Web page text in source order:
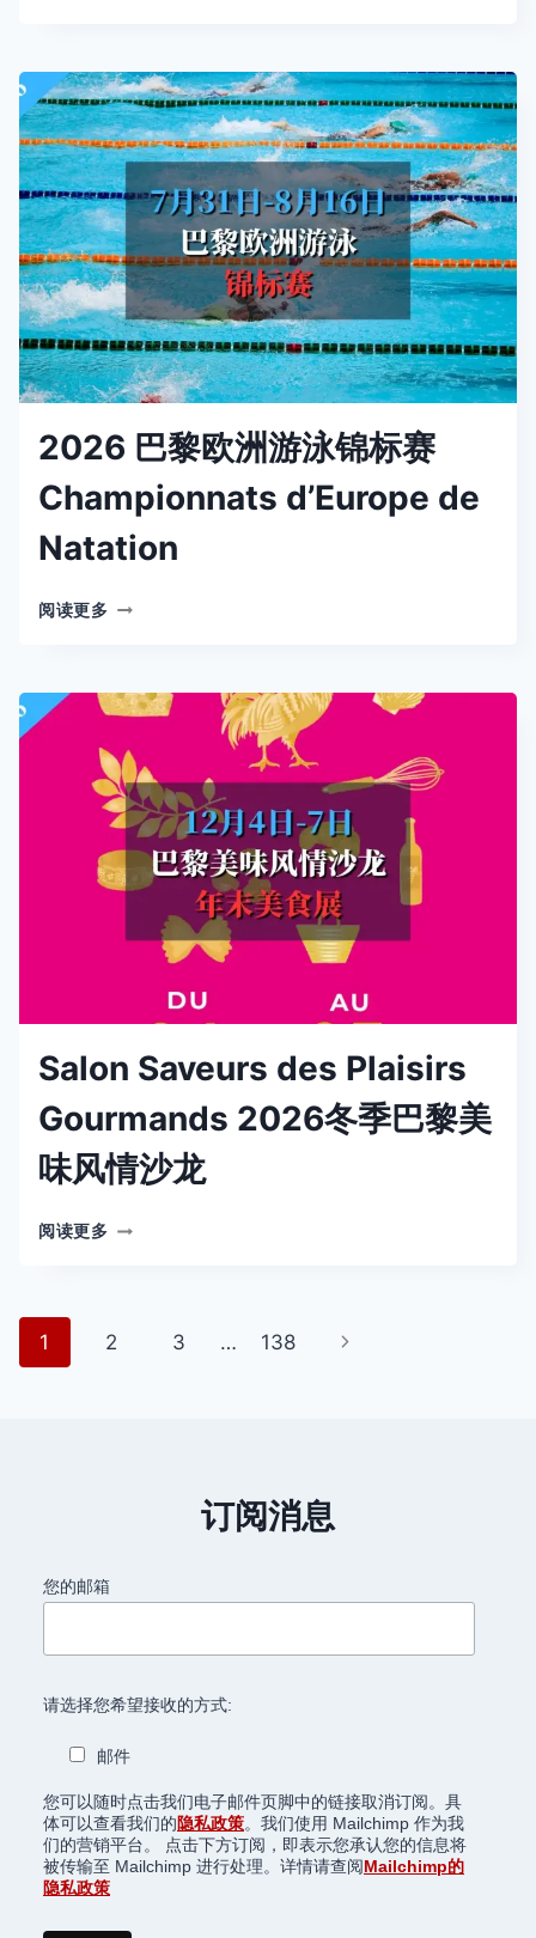
维
莱
特
爵
士
音
乐
节
JAZZ
À
LA
VILLETTE
2026 巴黎欧洲游泳锦标赛
Championnats d’Europe de
Natation
阅读更多 2026
洲
泳
锦
标
赛
CHAMPIONNATS
D’EUROPE
NATATION
Salon Saveurs des Plaisirs
Gourmands 2026冬季巴黎美
味风情沙龙
阅读更多 SALON
2026
沙
龙
页
1 2 3 … 138
下
订阅消息
您的邮箱
请选择您希望接收的方式:
邮件
您可以随时点击我们电子邮件页脚中的链接取消订阅。具
体可以查看我们的隐私政策。我们使用 Mailchimp 作为我
们的营销平台。 点击下方订阅，即表示您承认您的信息将
被传输至 Mailchimp 进行处理。详情请查阅Mailchimp的
隐私政策